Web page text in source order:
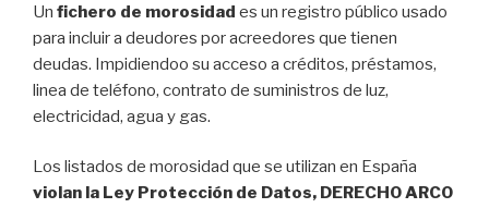
Un fichero de morosidad es un registro público usado
para incluir a deudores por acreedores que tienen
deudas. Impidiendoo su acceso a créditos, préstamos,
linea de teléfono, contrato de suministros de luz,
electricidad, agua y gas.
Los listados de morosidad que se utilizan en España
violan la Ley Protección de Datos, DERECHO ARCO